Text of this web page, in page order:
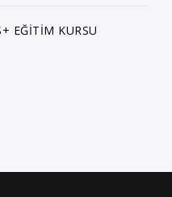
EĞİTİM KURSU